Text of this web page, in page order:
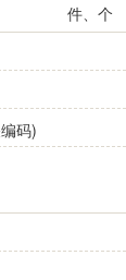
件、个
码)